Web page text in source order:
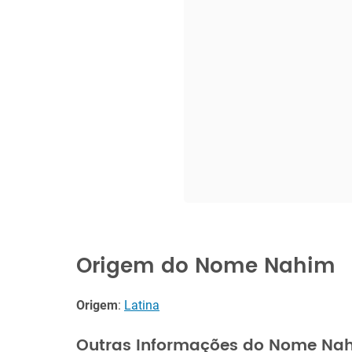
Origem do Nome Nahim
Origem: Latina
Outras Informações do Nome